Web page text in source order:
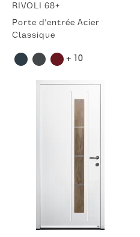
RIVOLI 68+
Porte d'entrée Acier
Classique
+ 10